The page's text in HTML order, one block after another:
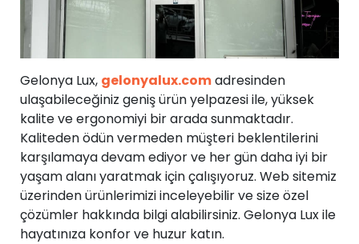
Gelonya Lux, gelonyalux.comadresinden
ulaşabileceğiniz geniş ürün yelpazesi ile, yüksek
kalite ve ergonomiyi bir arada sunmaktadır.
Kaliteden ödün vermeden müşteri beklentilerini
karşılamaya devam ediyor ve her gün daha iyi bir
yaşam alanı yaratmak için çalışıyoruz. Web sitemiz
üzerinden ürünlerimizi inceleyebilir ve size özel
çözümler hakkında bilgi alabilirsiniz. Gelonya Lux ile
hayatınıza konfor ve huzur katın.